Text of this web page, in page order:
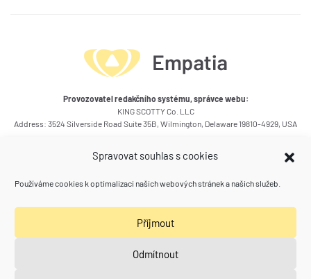
Spravovat souhlas s cookies
Používáme cookies k optimalizaci našich webových stránek a našich služeb.
Příjmout
Odmítnout
Provozovatel redakčního systému, správce webu:
KING SCOTTY Co. LLC
Address: 3524 Silverside Road Suite 35B, Wilmington, Delaware 19810-4929, USA
Okruhy témat článků
Poradna zdraví a vztahů
Naše další weby